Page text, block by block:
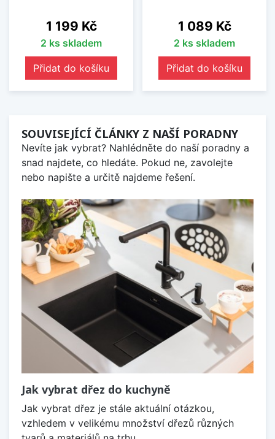
Cena
1 199 Kč
2 ks skladem
Přidat do košíku
Cena
1 089 Kč
2 ks skladem
Přidat do košíku
SOUVISEJÍCÍ ČLÁNKY Z NAŠÍ PORADNY
Nevíte jak vybrat? Nahlédněte do naší poradny a
snad najdete, co hledáte. Pokud ne, zavolejte
nebo napište a určitě najdeme řešení.
Jak vybrat dřez do kuchyně
Jak vybrat dřez je stále aktuální otázkou,
vzhledem v velikému množství dřezů různých